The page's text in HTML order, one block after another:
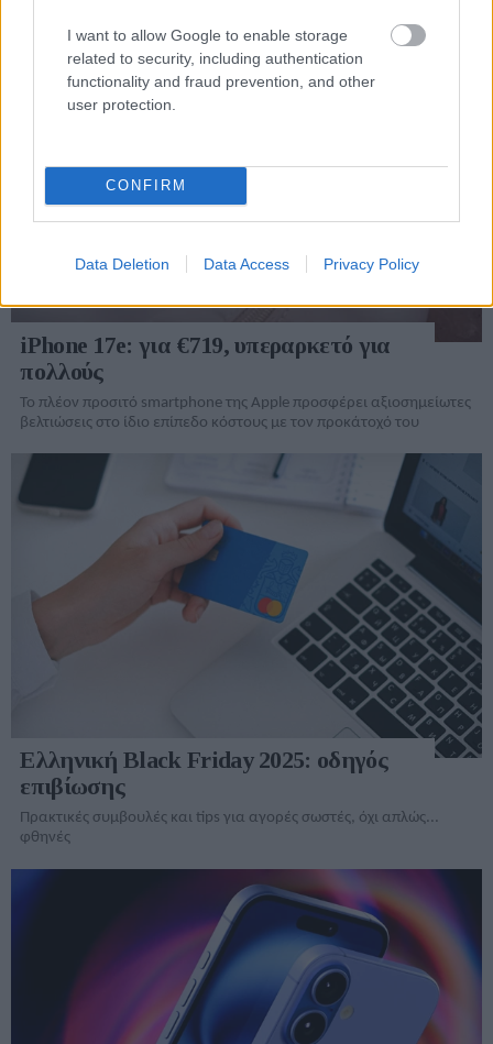
I want to allow Google to enable storage
related to security, including authentication
functionality and fraud prevention, and other
user protection.
CONFIRM
Data Deletion Data Access Privacy Policy
iPhone 17e: για €719, υπεραρκετό για
πολλούς
Το πλέον προσιτό smartphone της Apple προσφέρει αξιοσημείωτες
βελτιώσεις στο ίδιο επίπεδο κόστους με τον προκάτοχό του
Ελληνική Black Friday 2025: οδηγός
επιβίωσης
Πρακτικές συμβουλές και tips για αγορές σωστές, όχι απλώς...
φθηνές